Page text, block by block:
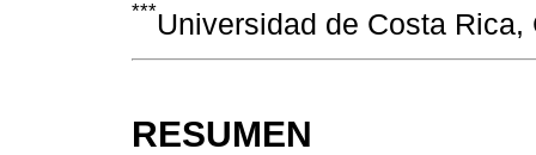
***Universidad de Costa Rica,
RESUMEN